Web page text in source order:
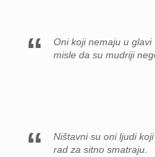
Oni koji nemaju u glavi
misle da su mudriji
Ništavni su oni ljudi
rad za sitno smatraju.